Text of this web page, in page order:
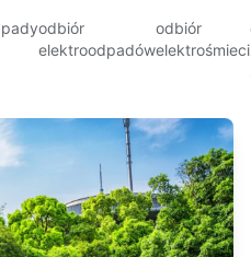
odbiór
elektroodpadów
odbiór
elektrośmieci